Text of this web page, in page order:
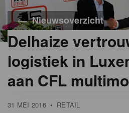
Nieuwsoverzicht
Delhaize
logistiek in
aan CFL
31 MEI 2016 • RETAIL